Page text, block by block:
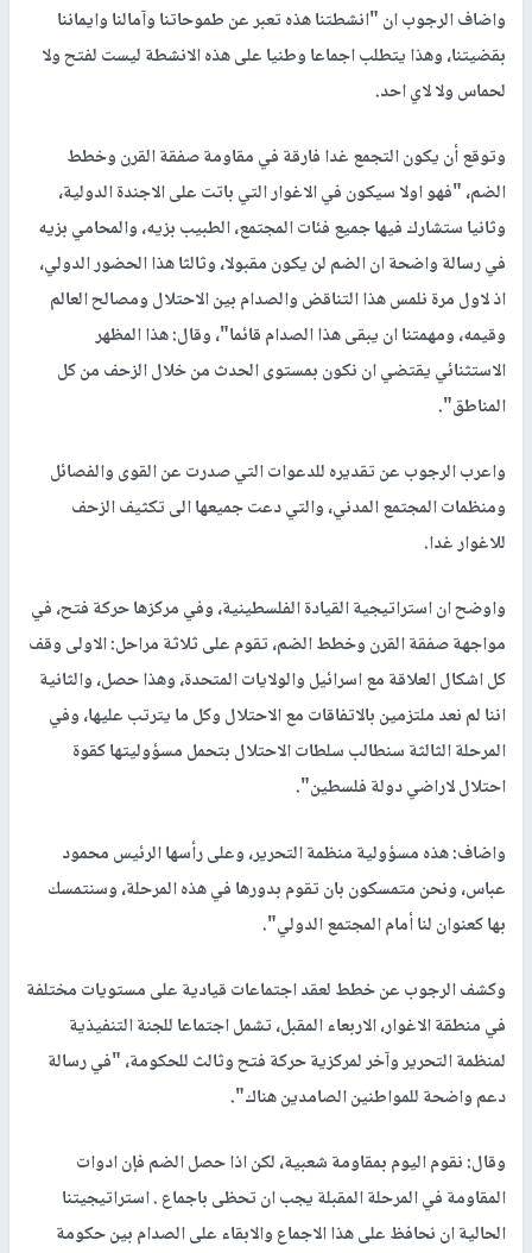
واضاف الرجوب ان "انشطتنا هذه تعبر عن طموحاتنا وآمالنا وايماننا
بقضيتنا، وهذا يتطلب اجماعا وطنيا على هذه الانشطة ليست لفتح ولا
لحماس ولا لاي احد.
وتوقع أن يكون التجمع غدا فارقة في مقاومة صفقة القرن وخطط
الضم، "فهو اولا سيكون في الاغوار التي باتت على الاجندة الدولية،
وثانيا ستشارك فيها جميع فئات المجتمع، الطبيب بزيه، والمحامي بزيه
في رسالة واضحة ان الضم لن يكون مقبولا، وثالثا هذا الحضور الدولي،
اذ لاول مرة نلمس هذا التناقض والصدام بين الاحتلال ومصالح العالم
وقيمه، ومهمتنا ان يبقى هذا الصدام قائما"، وقال: هذا المظهر
الاستثنائي يقتضي ان نكون بمستوى الحدث من خلال الزحف من كل
المناطق".
واعرب الرجوب عن تقديره للدعوات التي صدرت عن القوى والفصائل
ومنظمات المجتمع المدني، والتي دعت جميعها الى تكثيف الزحف
للاغوار غدا.
واوضح ان استراتيجية القيادة الفلسطينية، وفي مركزها حركة فتح، في
مواجهة صفقة القرن وخطط الضم، تقوم على ثلاثة مراحل: الاولى وقف
كل اشكال العلاقة مع اسرائيل والولايات المتحدة، وهذا حصل، والثانية
اننا لم نعد ملتزمين بالاتفاقات مع الاحتلال وكل ما يترتب عليها، وفي
المرحلة الثالثة سنطالب سلطات الاحتلال بتحمل مسؤوليتها كقوة
احتلال لاراضي دولة فلسطين".
واضاف: هذه مسؤولية منظمة التحرير، وعلى رأسها الرئيس محمود
عباس، ونحن متمسكون بان تقوم بدورها في هذه المرحلة، وسنتمسك
بها كعنوان لنا أمام المجتمع الدولي".
وكشف الرجوب عن خطط لعقد اجتماعات قيادية على مستويات مختلفة
في منطقة الاغوار، الاربعاء المقبل، تشمل اجتماعا للجنة التنفيذية
لمنظمة التحرير وآخر لمركزية حركة فتح وثالث للحكومة، "في رسالة
دعم واضحة للمواطنين الصامدين هناك".
وقال: نقوم اليوم بمقاومة شعبية، لكن اذا حصل الضم فإن ادوات
المقاومة في المرحلة المقبلة يجب ان تحظى باجماع . استراتيجيتنا
الحالية ان نحافظ على هذا الاجماع والابقاء على الصدام بين حكومة